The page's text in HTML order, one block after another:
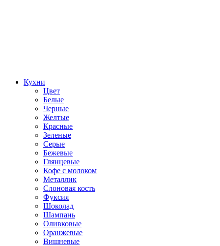
Кухни
Цвет
Белые
Черные
Желтые
Красные
Зеленые
Серые
Бежевые
Глянцевые
Кофе с молоком
Металлик
Слоновая кость
Фуксия
Шоколад
Шампань
Оливковые
Оранжевые
Вишневые